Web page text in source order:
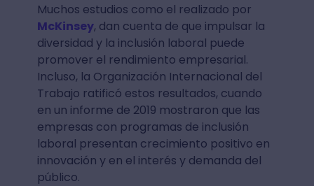
Muchos estudios como el realizado por
McKinsey, dan cuenta de que impulsar la
diversidad y la inclusión laboral puede
promover el rendimiento empresarial.
Incluso, la Organización Internacional del
Trabajo ratificó estos resultados, cuando
en un informe de 2019 mostraron que las
empresas con programas de inclusión
laboral presentan crecimiento positivo en
innovación y en el interés y demanda del
público.